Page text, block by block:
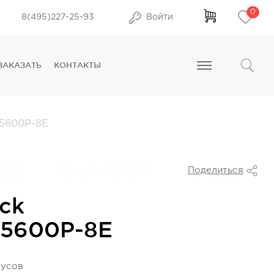
8(495)227-25-93 Войти
0
КОНТАКТЫ
8E
Поделиться
8E